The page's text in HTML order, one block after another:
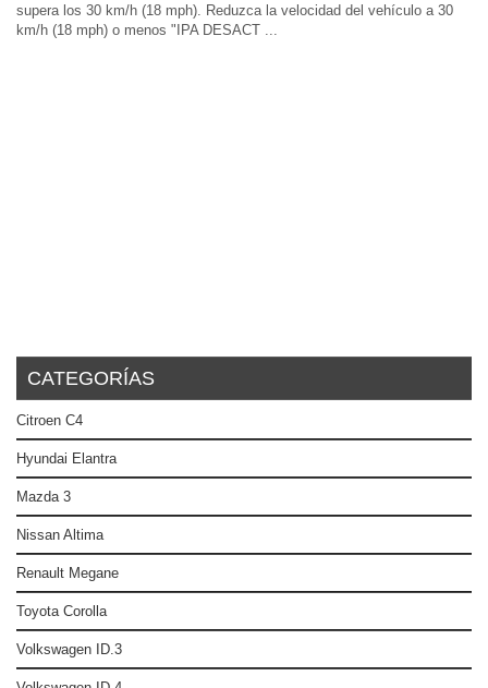
supera los 30 km/h (18 mph). Reduzca la velocidad del vehículo a 30
km/h (18 mph) o menos "IPA DESACT ...
CATEGORÍAS
Citroen C4
Hyundai Elantra
Mazda 3
Nissan Altima
Renault Megane
Toyota Corolla
Volkswagen ID.3